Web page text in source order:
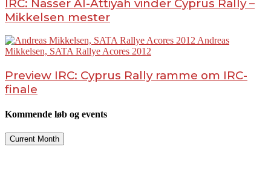
IRC: Nasser Al-Attiyah vinder Cyprus Rally –
Mikkelsen mester
Preview IRC: Cyprus Rally ramme om IRC-
finale
Kommende løb og events
Current Month